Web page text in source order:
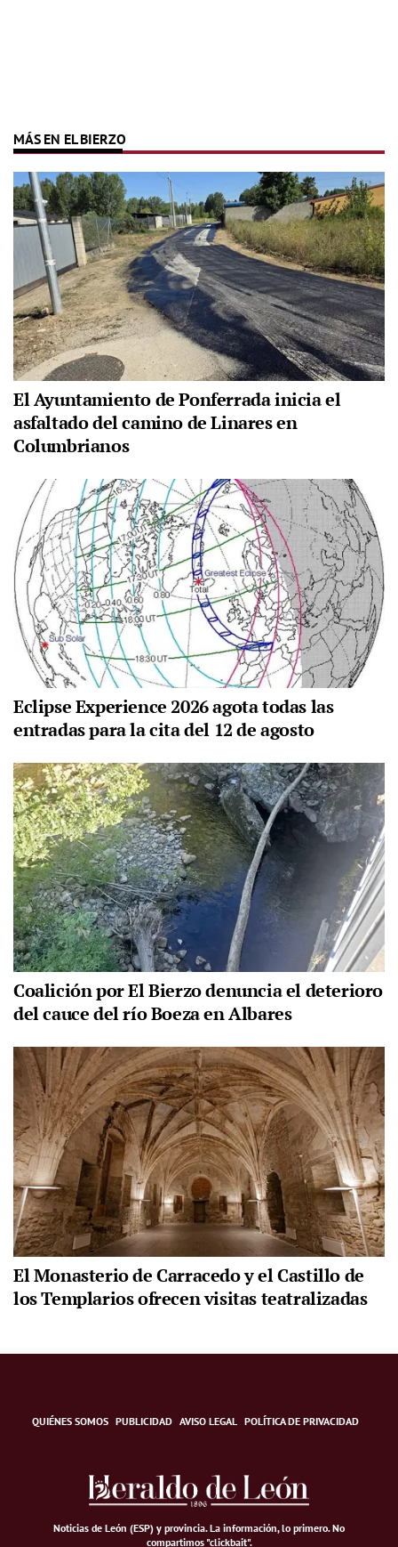
MÁS EN EL BIERZO
El Ayuntamiento de Ponferrada inicia el
asfaltado del camino de Linares en
Columbrianos
Eclipse Experience 2026 agota todas las
entradas para la cita del 12 de agosto
Coalición por El Bierzo denuncia el deterioro
del cauce del río Boeza en Albares
El Monasterio de Carracedo y el Castillo de
los Templarios ofrecen visitas teatralizadas
QUIÉNES SOMOS PUBLICIDAD AVISO LEGAL POLÍTICA DE PRIVACIDAD
Noticias de León (ESP) y provincia. La información, lo primero.No
compartimos "clickbait".